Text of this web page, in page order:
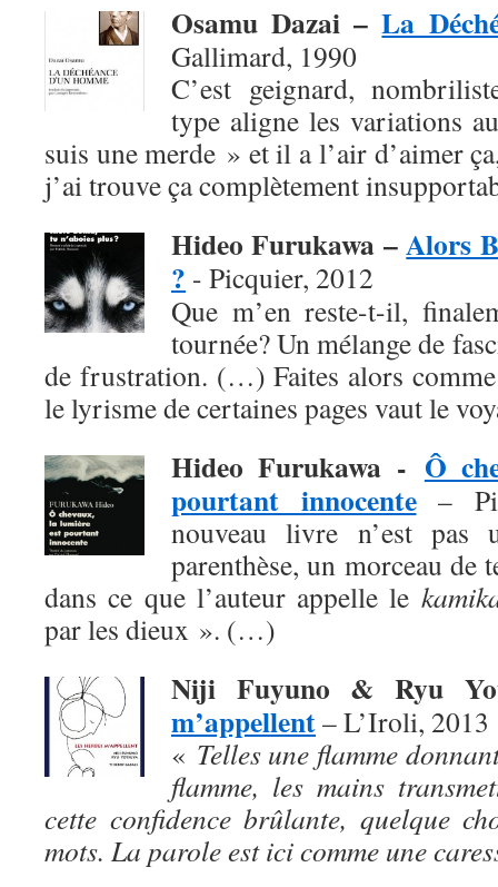
Osamu Dazai –La
Gallimard, 1990
C’est geignard,
type aligne les variations
suis une merde » et il a l’air d’aimer
j’ai trouve ça complètement
Hideo Furukawa –Alors
? - Picquier, 2012
Que m’en reste-t-il,
tournée? Un mélange de
de frustration. (…) Faites alors
le lyrisme de certaines pages vaut le
Hideo Furukawa - Ô
pourtant innocente–
nouveau livre n’est pas
parenthèse, un morceau de
dans ce que l’auteur appelle le
par les dieux ». (…)
Niji Fuyuno & Ryu
m’appellent– L’Iroli, 2013
« Telles une flamme
flamme, les mains
cette confidence brûlante, quelque
mots. La parole est ici comme une